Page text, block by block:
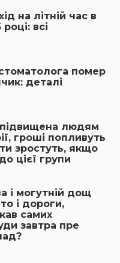
на літній час в
всі
помер
деталі
підвищена людям
гроші попливуть
зростуть, якщо
цієї групи
і могутній дощ
і дороги,
самих
завтра пре